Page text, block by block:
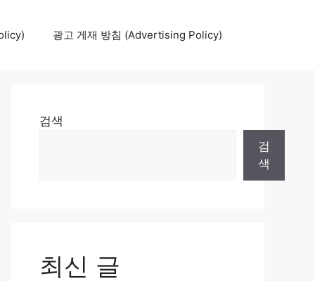
광고 게재 방침 (Advertising Policy)
검색
검
색
최신 글